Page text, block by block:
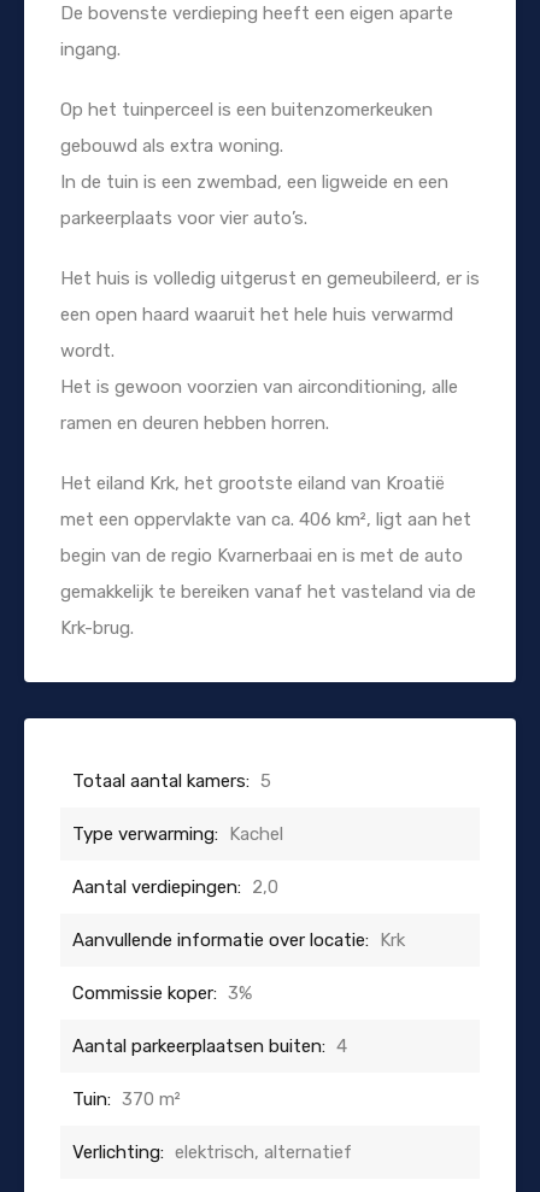
De bovenste verdieping heeft een eigen aparte
ingang.
Op het tuinperceel is een buitenzomerkeuken
gebouwd als extra woning.
In de tuin is een zwembad, een ligweide en een
parkeerplaats voor vier auto’s.
Het huis is volledig uitgerust en gemeubileerd, er is
een open haard waaruit het hele huis verwarmd
wordt.
Het is gewoon voorzien van airconditioning, alle
ramen en deuren hebben horren.
Het eiland Krk, het grootste eiland van Kroatië
met een oppervlakte van ca. 406 km², ligt aan het
begin van de regio Kvarnerbaai en is met de auto
gemakkelijk te bereiken vanaf het vasteland via de
Krk-brug.
Totaal aantal kamers: 5
Type verwarming: Kachel
Aantal verdiepingen: 2,0
Aanvullende informatie over locatie: Krk
Commissie koper: 3%
Aantal parkeerplaatsen buiten: 4
Tuin: 370 m²
Verlichting: elektrisch, alternatief